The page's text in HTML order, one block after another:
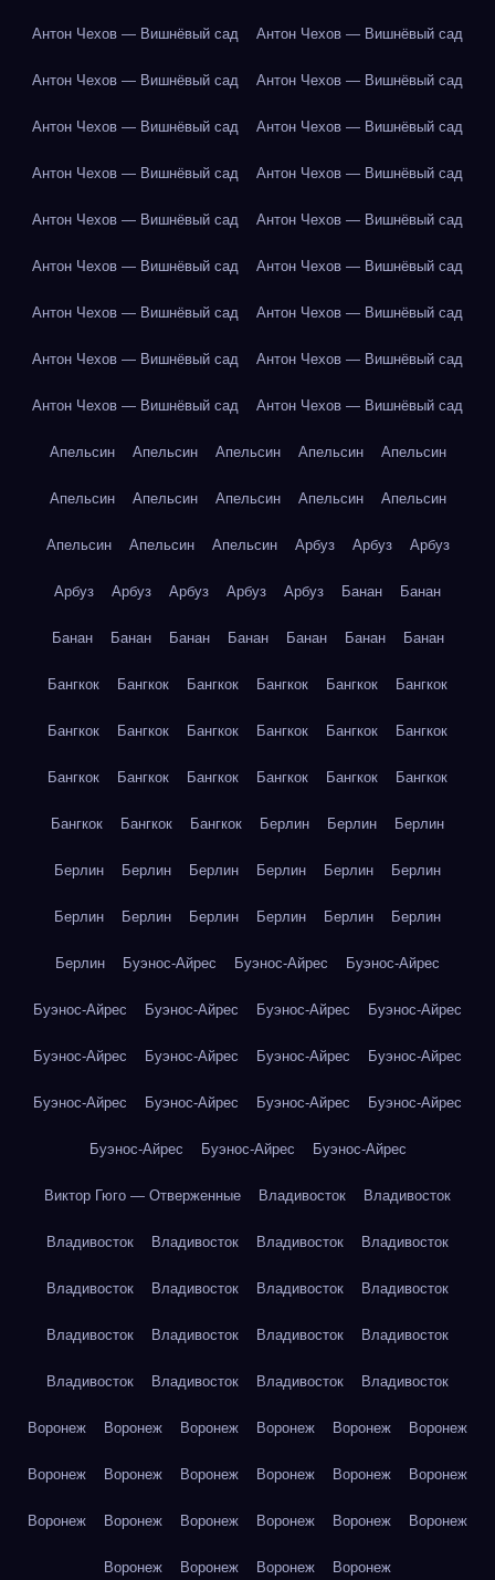
Антон Чехов — Вишнёвый сад Антон Чехов — Вишнёвый сад
Антон Чехов — Вишнёвый сад Антон Чехов — Вишнёвый сад
Антон Чехов — Вишнёвый сад Антон Чехов — Вишнёвый сад
Антон Чехов — Вишнёвый сад Антон Чехов — Вишнёвый сад
Антон Чехов — Вишнёвый сад Антон Чехов — Вишнёвый сад
Антон Чехов — Вишнёвый сад Антон Чехов — Вишнёвый сад
Антон Чехов — Вишнёвый сад Антон Чехов — Вишнёвый сад
Антон Чехов — Вишнёвый сад Антон Чехов — Вишнёвый сад
Антон Чехов — Вишнёвый сад Антон Чехов — Вишнёвый сад
Апельсин Апельсин Апельсин Апельсин Апельсин
Апельсин Апельсин Апельсин Апельсин Апельсин
Апельсин Апельсин Апельсин Арбуз Арбуз Арбуз
Арбуз Арбуз Арбуз Арбуз Арбуз Банан Банан
Банан Банан Банан Банан Банан Банан Банан
Бангкок Бангкок Бангкок Бангкок Бангкок Бангкок
Бангкок Бангкок Бангкок Бангкок Бангкок Бангкок
Бангкок Бангкок Бангкок Бангкок Бангкок Бангкок
Бангкок Бангкок Бангкок Берлин Берлин Берлин
Берлин Берлин Берлин Берлин Берлин Берлин
Берлин Берлин Берлин Берлин Берлин Берлин
Берлин Буэнос-Айрес Буэнос-Айрес Буэнос-Айрес
Буэнос-Айрес Буэнос-Айрес Буэнос-Айрес Буэнос-Айрес
Буэнос-Айрес Буэнос-Айрес Буэнос-Айрес Буэнос-Айрес
Буэнос-Айрес Буэнос-Айрес Буэнос-Айрес Буэнос-Айрес
Буэнос-Айрес Буэнос-Айрес Буэнос-Айрес
Виктор Гюго — Отверженные Владивосток Владивосток
Владивосток Владивосток Владивосток Владивосток
Владивосток Владивосток Владивосток Владивосток
Владивосток Владивосток Владивосток Владивосток
Владивосток Владивосток Владивосток Владивосток
Воронеж Воронеж Воронеж Воронеж Воронеж Воронеж
Воронеж Воронеж Воронеж Воронеж Воронеж Воронеж
Воронеж Воронеж Воронеж Воронеж Воронеж Воронеж
Воронеж Воронеж Воронеж Воронеж